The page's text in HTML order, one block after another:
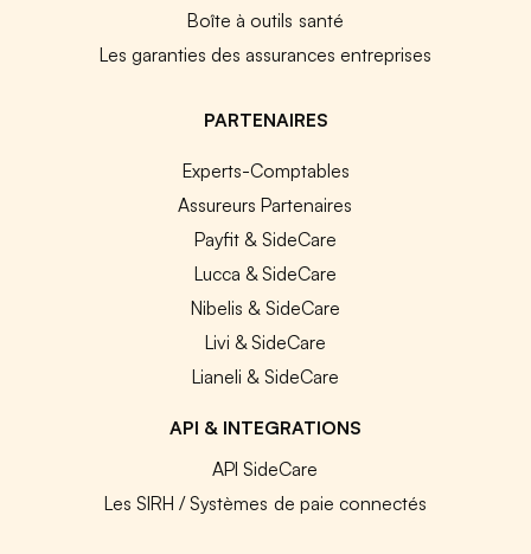
Boîte à outils santé
Les garanties des assurances entreprises
PARTENAIRES
Experts-Comptables
Assureurs Partenaires
Payfit & SideCare
Lucca & SideCare
Nibelis & SideCare
Livi & SideCare
Lianeli & SideCare
API & INTEGRATIONS
API SideCare
Les SIRH / Systèmes de paie connectés